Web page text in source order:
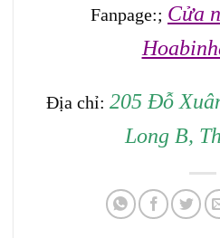
Fanpage:; Cửa
Địa chỉ: 205 Đỗ
Long B,